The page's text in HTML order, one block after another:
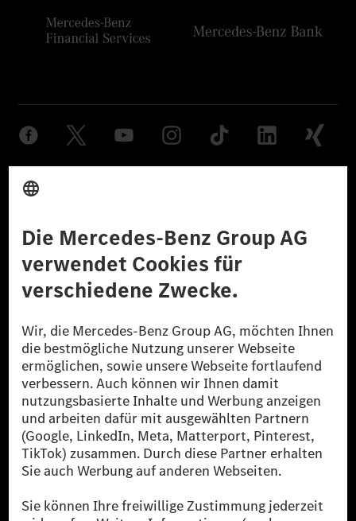
© 2026 Mercedes-Benz Group AG. Alle Rechte vorbehalten.
reduzierte CO₂-Emissionen bei der Mercedes-Benz Group durch
zertifizierte Ausgleichsprojekte kompensiert werden.
[2] Renewable Charging ist ein integraler Bestandteil von MB.CHARGE
Public in Europa, den USA, Kanada und China. Sofern an der jeweiligen
Ladestation noch kein Strom aus erneuerbaren Energien vorliegt,
verwendet Renewable Charging Grünstromzertifikate*. Diese stellen
sicher, dass für Ladevorgänge über MB.CHARGE Public eine äquivalente
Strommenge aus erneuerbaren Energien ins Stromnetz eingespeist wird.
Sie stammen ausschließlich aus Wind- und Solarkraftanlagen, die jünger
als sechs Jahre sind.
* Inkl. EKOenergy Ökolabel
* Die angegebenen Werte wurden nach dem vorgeschriebenen
Messverfahren WLTP (Worldwide harmonised Light vehicles Test